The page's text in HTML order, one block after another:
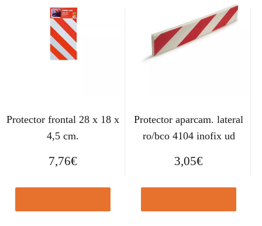
Protector frontal 28 x 18 x
4,5 cm.
7,76€
Protector aparcam. lateral
ro/bco 4104 inofix ud
3,05€